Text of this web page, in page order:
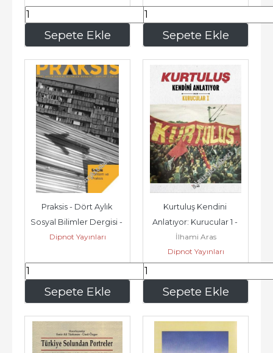
Sepete Ekle
222,00 Sepete Ekle
333,00
Sepete Ekle
Praksis - Dört Aylık
Sosyal Bilimler Dergisi -
Dosya: Yöntem ve
Dipnot Yayınları
99,00 Sepete Ekle
Kurtuluş Kendini
Anlatıyor: Kurucular 1 -
İlhami Aras, Ali Demir,
Şaban...
İlhami Aras
Dipnot Yayınları
315,00